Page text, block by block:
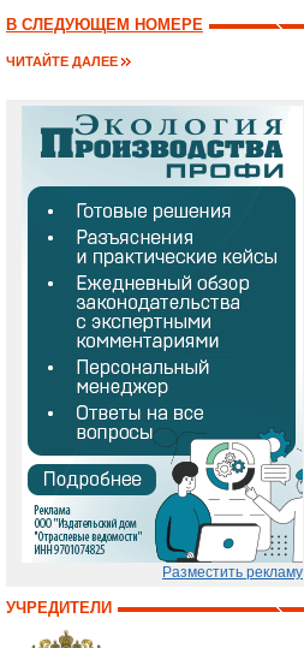
В СЛЕДУЮЩЕМ НОМЕРЕ
ЧИТАЙТЕ ДАЛЕЕ
Разместить рекламу
УЧРЕДИТЕЛИ